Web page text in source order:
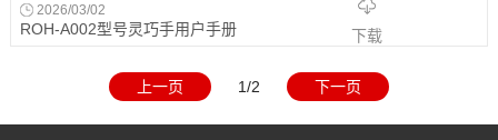
2026/03/02
ROH-A002型号灵巧手用户手册 下载
上一页 1/2 下一页